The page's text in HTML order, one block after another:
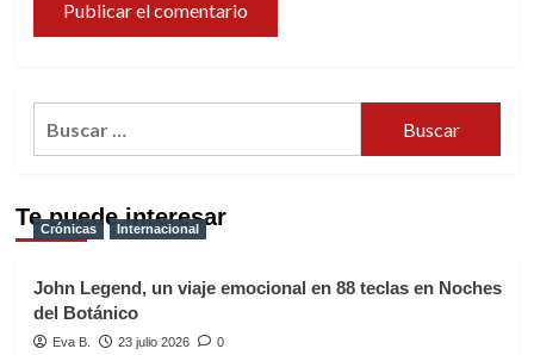
Te puede interesar
Crónicas Internacional
John Legend, un viaje emocional en 88 teclas en Noches
del Botánico
Eva B. 23 julio 2026 0